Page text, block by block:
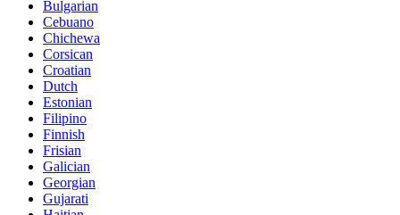
Bulgarian
Cebuano
Chichewa
Corsican
Croatian
Dutch
Estonian
Filipino
Finnish
Frisian
Galician
Georgian
Gujarati